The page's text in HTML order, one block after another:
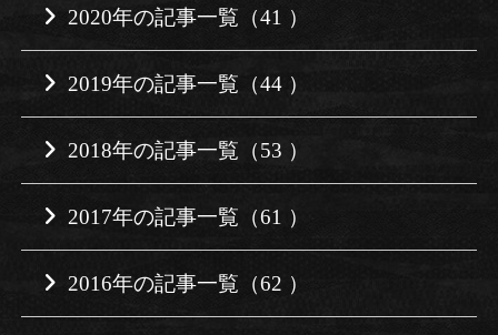
2020年の記事一覧（41 ）
2019年の記事一覧（44 ）
2018年の記事一覧（53 ）
2017年の記事一覧（61 ）
2016年の記事一覧（62 ）